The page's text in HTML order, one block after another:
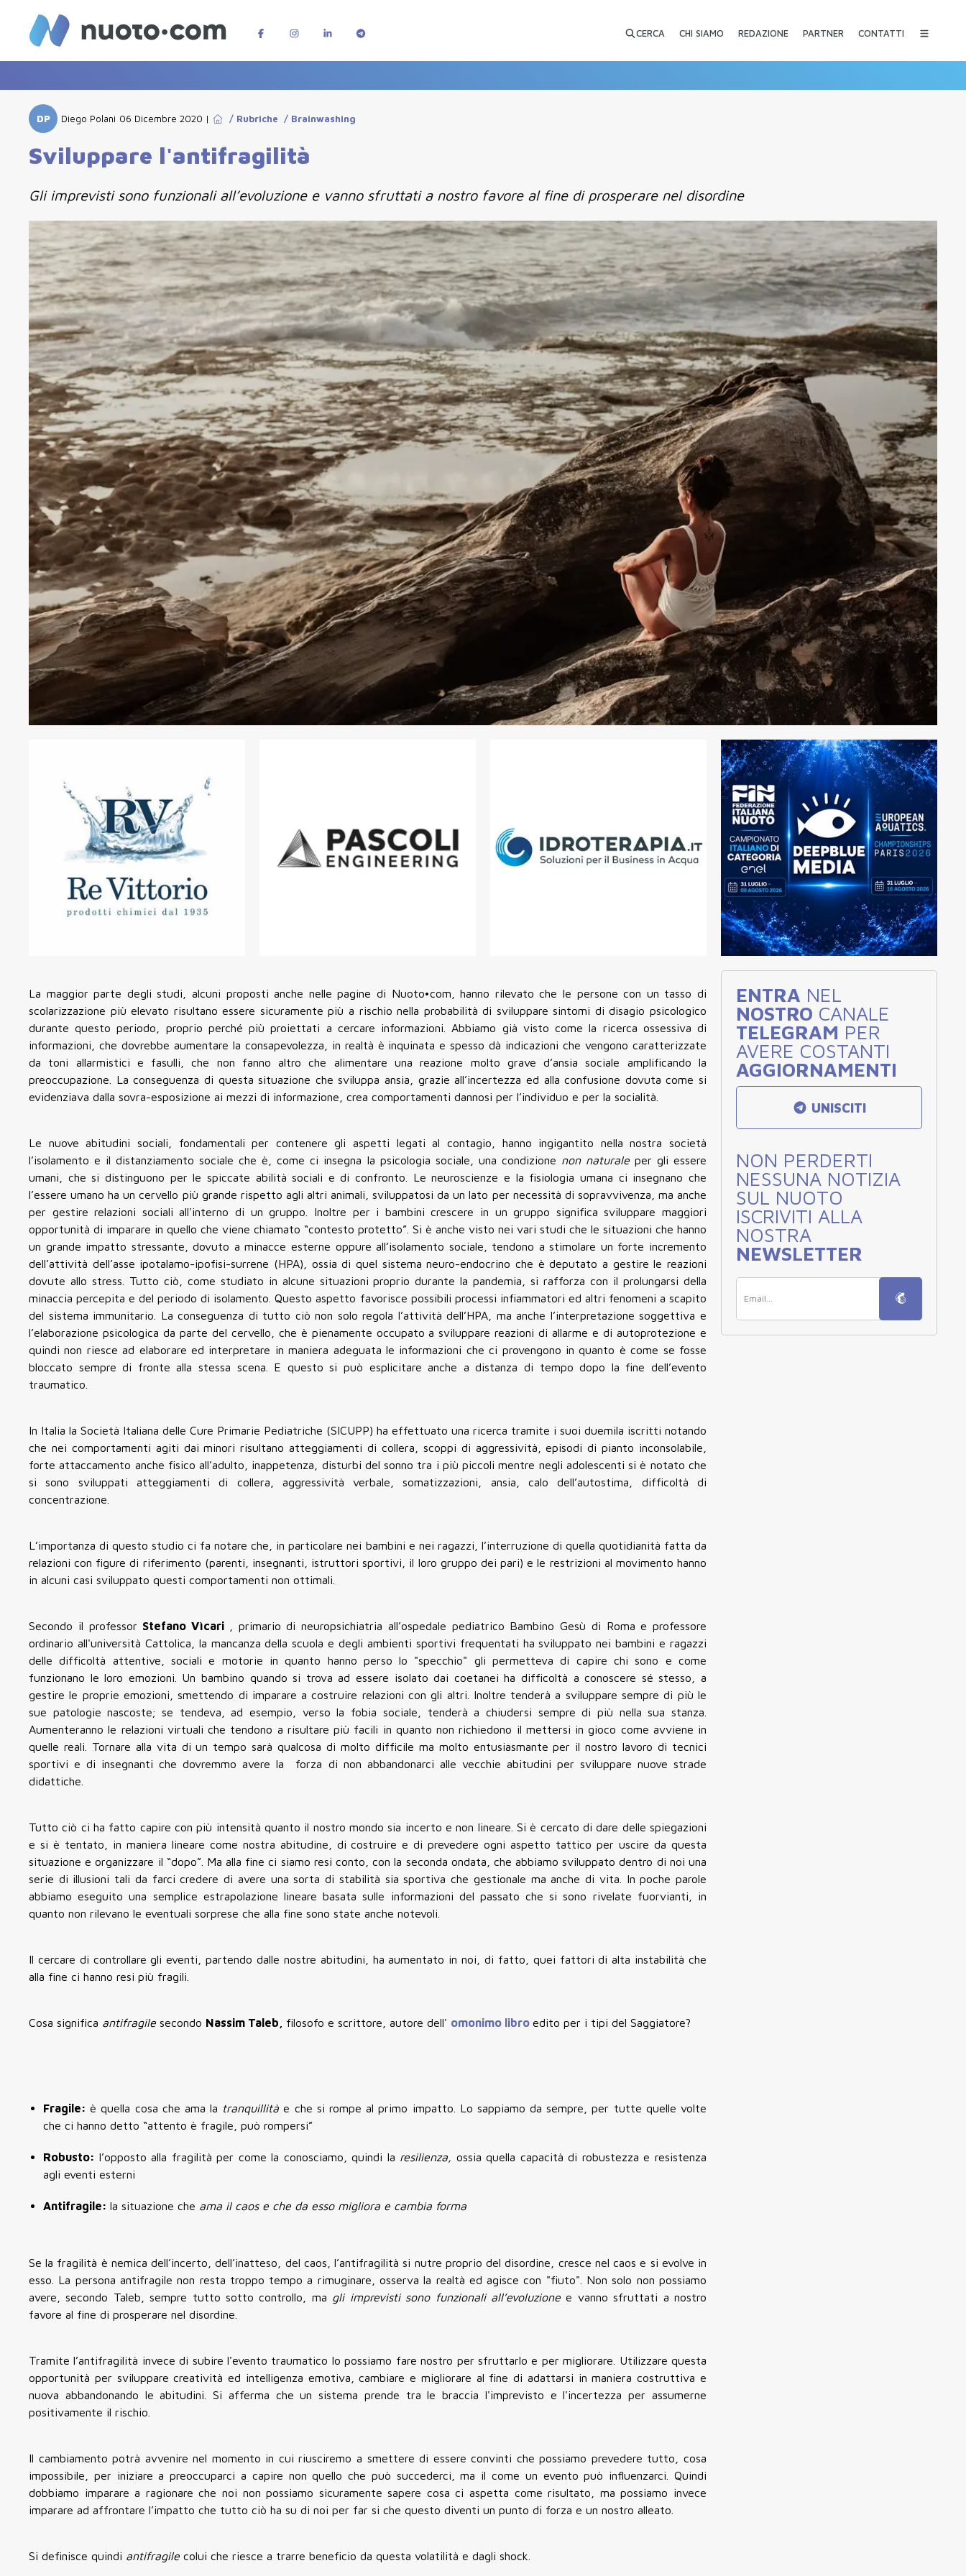
CERCA CHI SIAMO REDAZIONE PARTNER CONTATTI
DP Diego Polani 06 Dicembre 2020 | / Rubriche / Brainwashing
Sviluppare l'antifragilità
Gli imprevisti sono funzionali all’evoluzione e vanno sfruttati a nostro favore al fine di prosperare nel disordine
La maggior parte degli studi, alcuni proposti anche nelle pagine di Nuoto•com, hanno rilevato che le persone con un tasso di
scolarizzazione più elevato risultano essere sicuramente più a rischio nella probabilità di sviluppare sintomi di disagio psicologico
durante questo periodo, proprio perché più proiettati a cercare informazioni. Abbiamo già visto come la ricerca ossessiva di
informazioni, che dovrebbe aumentare la consapevolezza, in realtà è inquinata e spesso dà indicazioni che vengono caratterizzate
da toni allarmistici e fasulli, che non fanno altro che alimentare una reazione molto grave d’ansia sociale amplificando la
preoccupazione. La conseguenza di questa situazione che sviluppa ansia, grazie all’incertezza ed alla confusione dovuta come si
evidenziava dalla sovra-esposizione ai mezzi di informazione, crea comportamenti dannosi per l’individuo e per la socialità.
Le nuove abitudini sociali, fondamentali per contenere gli aspetti legati al contagio, hanno ingigantito nella nostra società
l’isolamento e il distanziamento sociale che è, come ci insegna la psicologia sociale, una condizione non naturale per gli essere
umani, che si distinguono per le spiccate abilità sociali e di confronto. Le neuroscienze e la fisiologia umana ci insegnano che
l’essere umano ha un cervello più grande rispetto agli altri animali, sviluppatosi da un lato per necessità di sopravvivenza, ma anche
per gestire relazioni sociali all'interno di un gruppo. Inoltre per i bambini crescere in un gruppo significa sviluppare maggiori
opportunità di imparare in quello che viene chiamato “contesto protetto”. Si è anche visto nei vari studi che le situazioni che hanno
un grande impatto stressante, dovuto a minacce esterne oppure all’isolamento sociale, tendono a stimolare un forte incremento
dell’attività dell’asse ipotalamo-ipofisi-surrene (HPA), ossia di quel sistema neuro-endocrino che è deputato a gestire le reazioni
dovute allo stress. Tutto ciò, come studiato in alcune situazioni proprio durante la pandemia, si rafforza con il prolungarsi della
minaccia percepita e del periodo di isolamento. Questo aspetto favorisce possibili processi infiammatori ed altri fenomeni a scapito
del sistema immunitario. La conseguenza di tutto ciò non solo regola l’attività dell’HPA, ma anche l’interpretazione soggettiva e
l’elaborazione psicologica da parte del cervello, che è pienamente occupato a sviluppare reazioni di allarme e di autoprotezione e
quindi non riesce ad elaborare ed interpretare in maniera adeguata le informazioni che ci provengono in quanto è come se fosse
bloccato sempre di fronte alla stessa scena. E questo si può esplicitare anche a distanza di tempo dopo la fine dell’evento
traumatico.
In Italia la Società Italiana delle Cure Primarie Pediatriche (SICUPP) ha effettuato una ricerca tramite i suoi duemila iscritti notando
che nei comportamenti agiti dai minori risultano atteggiamenti di collera, scoppi di aggressività, episodi di pianto inconsolabile,
forte attaccamento anche fisico all’adulto, inappetenza, disturbi del sonno tra i più piccoli mentre negli adolescenti si è notato che
si sono sviluppati atteggiamenti di collera, aggressività verbale, somatizzazioni, ansia, calo dell’autostima, difficoltà di
concentrazione.
L’importanza di questo studio ci fa notare che, in particolare nei bambini e nei ragazzi, l’interruzione di quella quotidianità fatta da
relazioni con figure di riferimento (parenti, insegnanti, istruttori sportivi, il loro gruppo dei pari) e le restrizioni al movimento hanno
in alcuni casi sviluppato questi comportamenti non ottimali.
Secondo il professor Stefano Vìcari
, primario di neuropsichiatria all’ospedale pediatrico Bambino Gesù di Roma e professore
ordinario all'università Cattolica, la mancanza della scuola e degli ambienti sportivi frequentati ha sviluppato nei bambini e ragazzi
delle difficoltà attentive, sociali e motorie in quanto hanno perso lo "specchio" gli permetteva di capire chi sono e come
funzionano le loro emozioni. Un bambino quando si trova ad essere isolato dai coetanei ha difficoltà a conoscere sé stesso, a
gestire le proprie emozioni, smettendo di imparare a costruire relazioni con gli altri. Inoltre tenderà a sviluppare sempre di più le
sue patologie nascoste; se tendeva, ad esempio, verso la fobia sociale, tenderà a chiudersi sempre di più nella sua stanza.
Aumenteranno le relazioni virtuali che tendono a risultare più facili in quanto non richiedono il mettersi in gioco come avviene in
quelle reali. Tornare alla vita di un tempo sarà qualcosa di molto difficile ma molto entusiasmante per il nostro lavoro di tecnici
sportivi e di insegnanti che dovremmo avere la forza di non abbandonarci alle vecchie abitudini per sviluppare nuove strade
didattiche.
Tutto ciò ci ha fatto capire con più intensità quanto il nostro mondo sia incerto e non lineare. Si è cercato di dare delle spiegazioni
e si è tentato, in maniera lineare come nostra abitudine, di costruire e di prevedere ogni aspetto tattico per uscire da questa
situazione e organizzare il “dopo”. Ma alla fine ci siamo resi conto, con la seconda ondata, che abbiamo sviluppato dentro di noi una
serie di illusioni tali da farci credere di avere una sorta di stabilità sia sportiva che gestionale ma anche di vita. In poche parole
abbiamo eseguito una semplice estrapolazione lineare basata sulle informazioni del passato che si sono rivelate fuorvianti, in
quanto non rilevano le eventuali sorprese che alla fine sono state anche notevoli.
Il cercare di controllare gli eventi, partendo dalle nostre abitudini, ha aumentato in noi, di fatto, quei fattori di alta instabilità che
alla fine ci hanno resi più fragili.
Cosa significa antifragile secondo Nassim Taleb, filosofo e scrittore, autore dell' omonimo libro edito per i tipi del Saggiatore?
Fragile:è quella cosa che ama la tranquillitàe che si rompe al primo impatto. Lo sappiamo da sempre, per tutte quelle volte
che ci hanno detto “attento è fragile, può rompersi”
Robusto: l’opposto alla fragilità per come la conosciamo, quindi la resilienza, ossia quella capacità di robustezza e resistenza
agli eventi esterni
Antifragile: la situazione che ama il caos e che da esso migliora e cambia forma
Se la fragilità è nemica dell’incerto, dell’inatteso, del caos, l’antifragilità si nutre proprio del disordine, cresce nel caos e si evolve in
esso. La persona antifragile non resta troppo tempo a rimuginare, osserva la realtà ed agisce con "fiuto". Non solo non possiamo
avere, secondo Taleb, sempre tutto sotto controllo, ma gli imprevisti sono funzionali all’evoluzionee vanno sfruttati a nostro
favore al fine di prosperare nel disordine.
Tramite l’antifragilità invece di subire l'evento traumatico lo possiamo fare nostro per sfruttarlo e per migliorare. Utilizzare questa
opportunità per sviluppare creatività ed intelligenza emotiva, cambiare e migliorare al fine di adattarsi in maniera costruttiva e
nuova abbandonando le abitudini. Si afferma che un sistema prende tra le braccia l'imprevisto e l'incertezza per assumerne
positivamente il rischio.
Il cambiamento potrà avvenire nel momento in cui riusciremo a smettere di essere convinti che possiamo prevedere tutto, cosa
impossibile, per iniziare a preoccuparci a capire non quello che può succederci, ma il come un evento può influenzarci. Quindi
dobbiamo imparare a ragionare che noi non possiamo sicuramente sapere cosa ci aspetta come risultato, ma possiamo invece
imparare ad affrontare l’impatto che tutto ciò ha su di noi per far si che questo diventi un punto di forza e un nostro alleato.
Si definisce quindi antifragile colui che riesce a trarre beneficio da questa volatilità e dagli shock.
ENTRA NEL
NOSTRO CANALE
TELEGRAM PER
AVERE COSTANTI
AGGIORNAMENTI
UNISCITI
NON PERDERTI
NESSUNA NOTIZIA
SUL NUOTO
ISCRIVITI ALLA
NOSTRA
NEWSLETTER